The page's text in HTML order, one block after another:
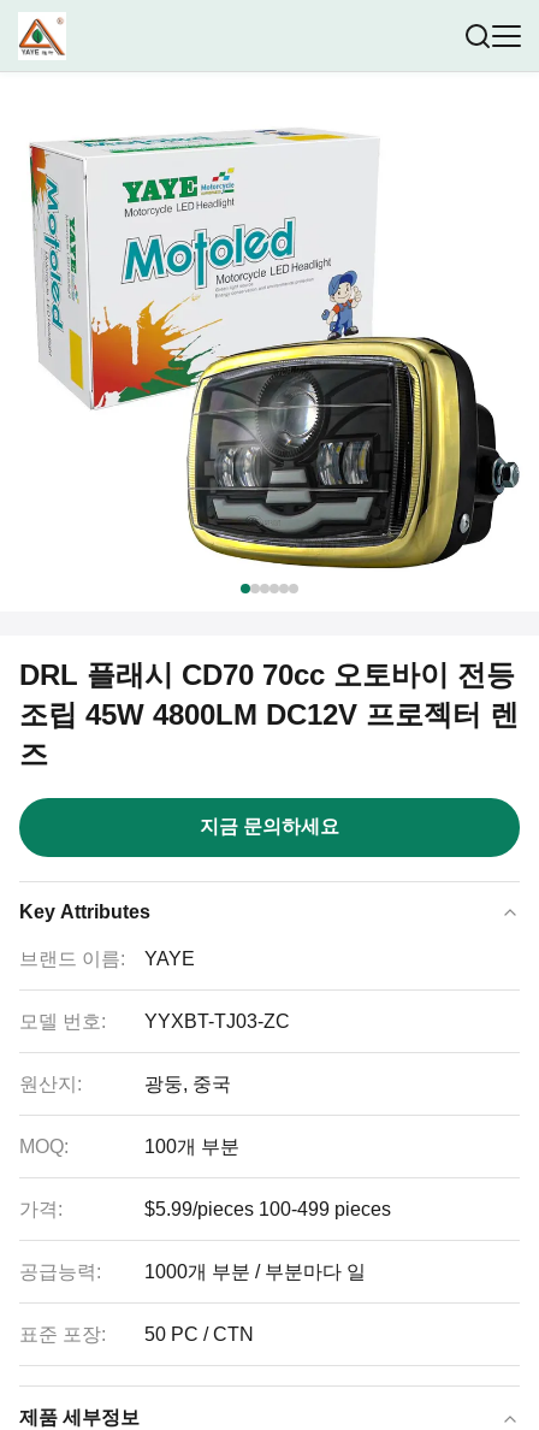
DRL 플래시 CD70 70cc 오토바이 전등
조립 45W 4800LM DC12V 프로젝터 렌
즈
지금 문의하세요
Key Attributes
브랜드 이름: YAYE
모델 번호: YYXBT-TJ03-ZC
원산지: 광둥, 중국
MOQ: 100개 부분
가격: $5.99/pieces 100-499 pieces
공급능력: 1000개 부분 / 부분마다 일
표준 포장: 50 PC / CTN
제품 세부정보